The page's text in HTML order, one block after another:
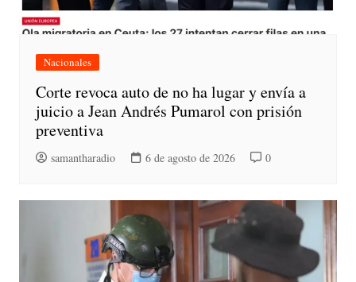
Nacionales
Corte revoca auto de no ha lugar y envía a
juicio a Jean Andrés Pumarol con prisión
preventiva
samantharadio 6 de agosto de 2026 0